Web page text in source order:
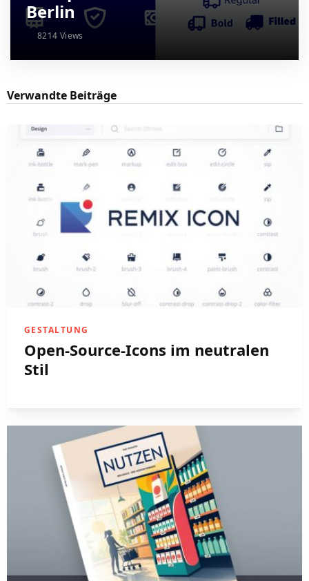
Berlin
8214 Views
Verwandte Beiträge
GESTALTUNG
Open-Source-Icons im neutralen
Stil